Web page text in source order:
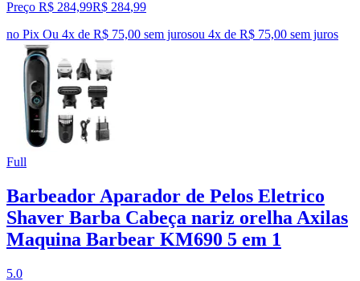
Preço R$ 284,99R$ 284,99
no Pix Ou 4x de R$ 75,00 sem jurosou 4x de R$ 75,00 sem juros
Full
Barbeador Aparador de Pelos Eletrico
Shaver Barba Cabeça nariz orelha Axilas
Maquina Barbear KM690 5 em 1
5.0